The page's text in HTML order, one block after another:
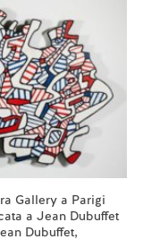
Gallery a Parigi
a Jean Dubuffet
Dubuffet,